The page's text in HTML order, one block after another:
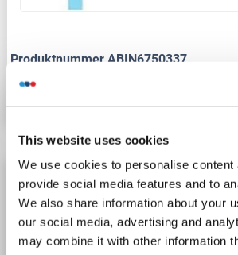
This website uses cookies
We use cookies to personalise content
provide social media features and to
We also share information about your
our social media, advertising and
may combine it with other information
Produktnummer ABIN6750337
FRMD6 Antikörper (AA 276-325)
FRMD6 Reaktivität: Human WB
Polyclonal
unconjugated